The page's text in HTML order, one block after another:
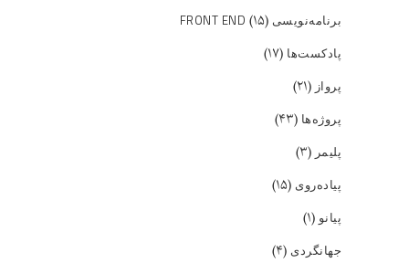
برنامه‌نویسی FRONT END (۱۵)
پادکست‌ها (۱۷)
پرواز (۲۱)
پروژه‌ها (۴۳)
پلیمر (۳)
پیاده‌روی (۱۵)
پیانو(۱)
جهانگردی (۴)